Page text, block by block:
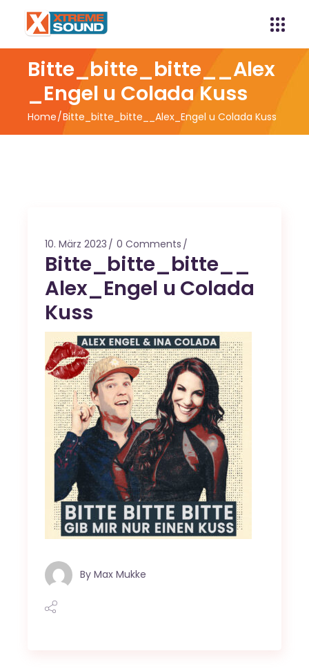
Bitte_bitte_bitte__Alex
_Engel u Colada Kuss
Home Bitte_bitte_bitte__Alex_Engel u Colada Kuss
10. März 2023 0 Comments
Bitte_bitte_bitte__
Alex_Engel u Colada
Kuss
By Max Mukke